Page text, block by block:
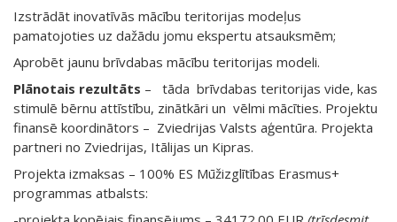
Izstrādāt inovatīvās mācību teritorijas modeļus
pamatojoties uz dažādu jomu ekspertu atsauksmēm;
Aprobēt jaunu brīvdabas mācību teritorijas modeli.
Plānotais rezultāts – tāda brīvdabas teritorijas vide, kas
stimulē bērnu attīstību, zinātkāri un vēlmi mācīties. Projektu
finansē koordinātors – Zviedrijas Valsts aģentūra. Projekta
partneri no Zviedrijas, Itālijas un Kipras.
Projekta izmaksas – 100% ES Mūžizglītības Erasmus+
programmas atbalsts: